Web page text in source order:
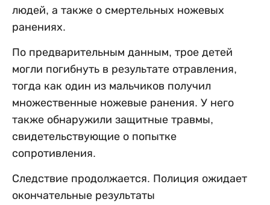
людей, а также о смертельных ножевых
ранениях.
По предварительным данным, трое детей
могли погибнуть в результате отравления,
тогда как один из мальчиков получил
множественные ножевые ранения. У него
также обнаружили защитные травмы,
свидетельствующие о попытке
сопротивления.
Следствие продолжается. Полиция ожидает
окончательные результаты